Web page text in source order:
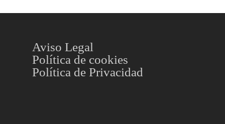
Aviso Legal
Política de cookies
Política de Privacidad